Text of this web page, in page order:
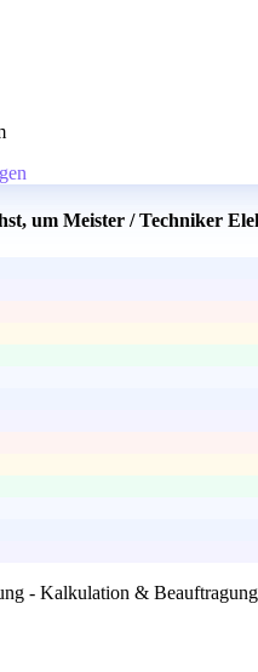
um Meister / Techniker
- Kalkulation &